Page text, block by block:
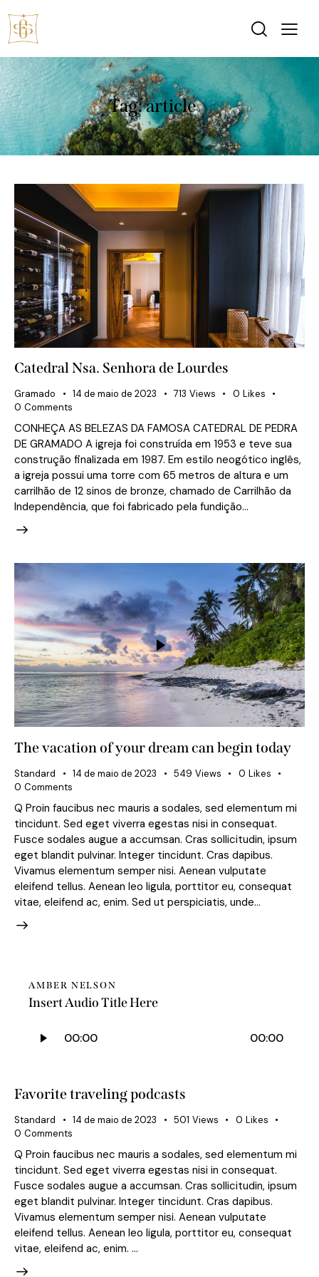
Tag: article
Catedral Nsa. Senhora de Lourdes
Gramado 14 de maio de 2023 713 Views 0 Likes
0 Comments
CONHEÇA AS BELEZAS DA FAMOSA CATEDRAL DE PEDRA
DE GRAMADO A igreja foi construída em 1953 e teve sua
construção finalizada em 1987. Em estilo neogótico inglês,
a igreja possui uma torre com 65 metros de altura e um
carrilhão de 12 sinos de bronze, chamado de Carrilhão da
Independência, que foi fabricado pela fundição…
The vacation of your dream can begin today
Standard 14 de maio de 2023 549 Views 0 Likes
0 Comments
Q Proin faucibus nec mauris a sodales, sed elementum mi
tincidunt. Sed eget viverra egestas nisi in consequat.
Fusce sodales augue a accumsan. Cras sollicitudin, ipsum
eget blandit pulvinar. Integer tincidunt. Cras dapibus.
Vivamus elementum semper nisi. Aenean vulputate
eleifend tellus. Aenean leo ligula, porttitor eu, consequat
vitae, eleifend ac, enim. Sed ut perspiciatis, unde…
AMBER NELSON
Insert Audio Title Here
00:00 00:00
Favorite traveling podcasts
Standard 14 de maio de 2023 501 Views 0 Likes
0 Comments
Q Proin faucibus nec mauris a sodales, sed elementum mi
tincidunt. Sed eget viverra egestas nisi in consequat.
Fusce sodales augue a accumsan. Cras sollicitudin, ipsum
eget blandit pulvinar. Integer tincidunt. Cras dapibus.
Vivamus elementum semper nisi. Aenean vulputate
eleifend tellus. Aenean leo ligula, porttitor eu, consequat
vitae, eleifend ac, enim. …